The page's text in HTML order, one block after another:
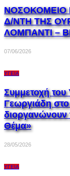
ΝΟΣΟΚΟΜΕΙΟ
Δ/ΝΤΗ ΤΗΣ
ΛΟΜΠΑΝΤI –
07/06/2026
ΥΓΕΊΑ
Συμμετοχή
Γεωργιάδη
διοργανώνουν
Θέμα»
28/05/2026
ΥΓΕΊΑ